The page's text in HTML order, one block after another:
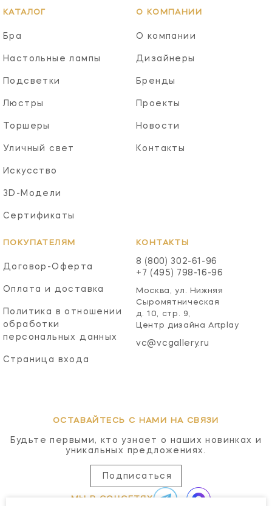
КАТАЛОГ
Бра
Настольные лампы
Подсветки
Люстры
Торшеры
Уличный свет
Искусство
3D-Модели
Сертификаты
О КОМПАНИИ
О компании
Дизайнеры
Бренды
Проекты
Новости
Контакты
ПОКУПАТЕЛЯМ
Договор-Оферта
Оплата и доставка
Политика в отношении
обработки
персональных данных
Страница входа
КОНТАКТЫ
8 (800) 302-61-96
+7 (495) 798-16-96
Москва, ул. Нижняя
Сыромятническая
д. 10, стр. 9,
Центр дизайна Artplay
vc@vcgallery.ru
ОСТАВАЙТЕСЬ С НАМИ НА СВЯЗИ
Будьте первыми, кто узнает о наших новинках и
уникальных предложениях.
Подписаться
МЫ В СОЦСЕТЯХ